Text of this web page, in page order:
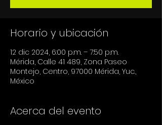
Horario y ubicación
12 dic 2024, 6:00 p.m. – 7:50 p.m.
Mérida, Calle 41 489, Zona Paseo
Montejo, Centro, 97000 Mérida, Yuc.,
México
Acerca del evento